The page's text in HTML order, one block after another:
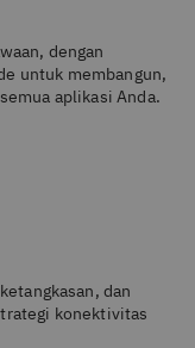
dengan
untuk membangun,
aplikasi Anda.
dan
konektivitas